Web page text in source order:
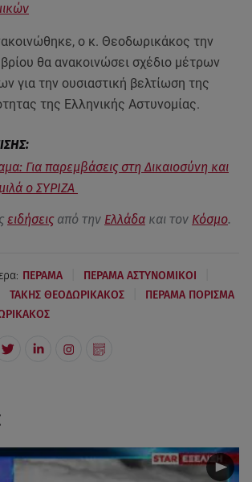
ο κ. Θεοδωρικάκος την
θα ανακοινώσει σχέδιο μέτρων
για την ουσιαστική βελτίωση της
της Ελληνικής Αστυνομίας.
Για παρεμβάσεις στη Δικαιοσύνη και
ο ΣΥΡΙΖΑ
ειδήσεις από την Ελλάδα και τον Κόσμο.
ΠΕΡΑΜΑ ΠΕΡΑΜΑ ΑΣΤΥΝΟΜΙΚΟΙ
ΤΑΚΗΣ ΘΕΟΔΩΡΙΚΑΚΟΣ ΠΕΡΑΜΑ ΠΟΡΙΣΜΑ